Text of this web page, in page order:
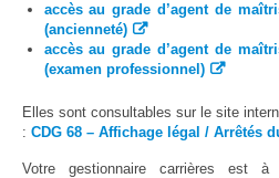
Archivistes
e-services
accès au grade d’agent de
(ancienneté)
accès au grade d’agent de
(examen professionnel)
Elles sont consultables sur le site
: CDG 68 – Affichage légal / Arrêtés
Votre gestionnaire carrières est